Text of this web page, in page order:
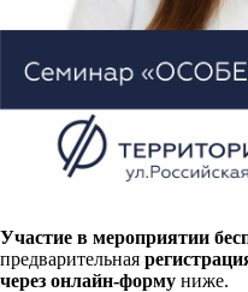
Участие в мероприятии
предварительная
через онлайн-форму ниже.